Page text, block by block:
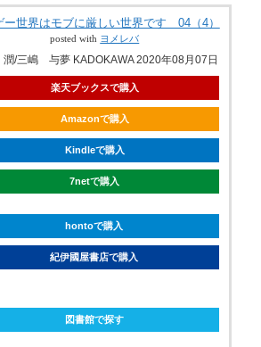
ー世界はモブに厳しい世界です 04（4）
posted with ヨメレバ
/三嶋 与夢 KADOKAWA 2020年08月07日
楽天ブックスで購入
Amazonで購入
Kindleで購入
7netで購入
hontoで購入
紀伊國屋書店で購入
図書館で探す